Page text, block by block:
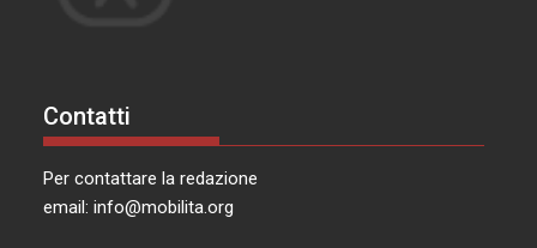
Contatti
Per contattare la redazione
email:info@mobilita.org